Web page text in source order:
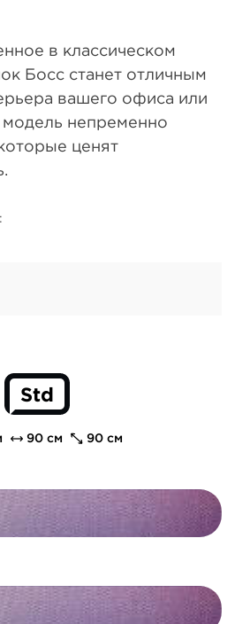
в классическом
Босс станет отличным
вашего офиса или
непременно
ценят
Std
90 см 90 см